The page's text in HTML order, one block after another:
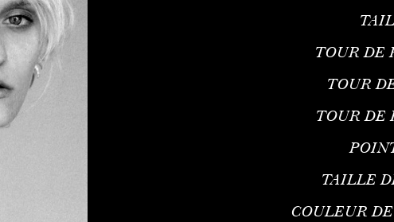
TOUR DE
TOUR
TOUR DE
TAILLE
COULEUR